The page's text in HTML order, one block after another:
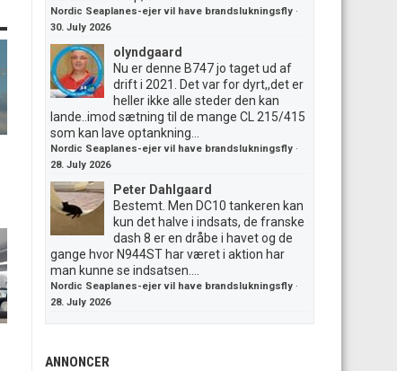
Nordic Seaplanes-ejer vil have brandslukningsfly ·
30. July 2026
olyndgaard
Nu er denne B747 jo taget ud af
drift i 2021. Det var for dyrt,,det er
heller ikke alle steder den kan
lande..imod sætning til de mange CL 215/415
som kan lave optankning...
Nordic Seaplanes-ejer vil have brandslukningsfly ·
28. July 2026
Peter Dahlgaard
Bestemt. Men DC10 tankeren kan
kun det halve i indsats, de franske
dash 8 er en dråbe i havet og de
gange hvor N944ST har været i aktion har
man kunne se indsatsen....
Nordic Seaplanes-ejer vil have brandslukningsfly ·
28. July 2026
ANNONCER